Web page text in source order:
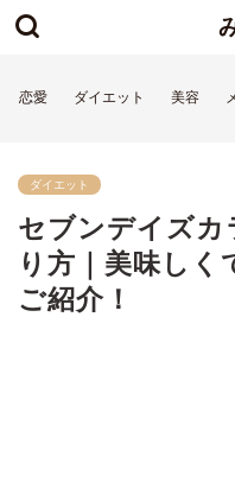
恋愛 ダイエット 美容
ダイエット
セブンデイズカ
り方｜美味しく
ご紹介！